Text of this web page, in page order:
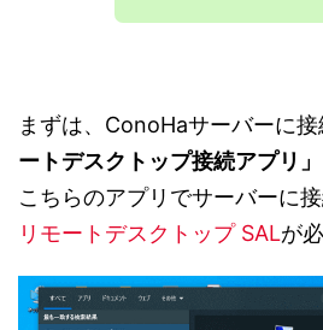
まずは、ConoHaサーバーに
ートデスクトップ接続アプリ」
こちらのアプリでサーバーに
リモートデスクトップ SALが